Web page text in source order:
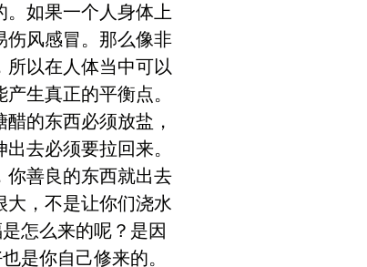
。如果一个人身体上
伤风感冒。那么像非
以在人体当中可以
生真正的平衡点。
的东西必须放盐，
去必须要拉回来。
你善良的东西就出去
大，不是让你们浇水
怎么来的呢？是因
是你自己修来的。